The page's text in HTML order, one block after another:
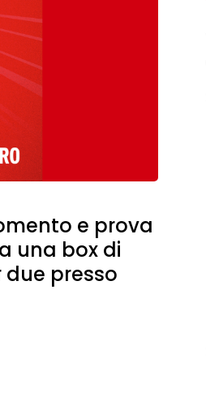
e prova
una box di
presso